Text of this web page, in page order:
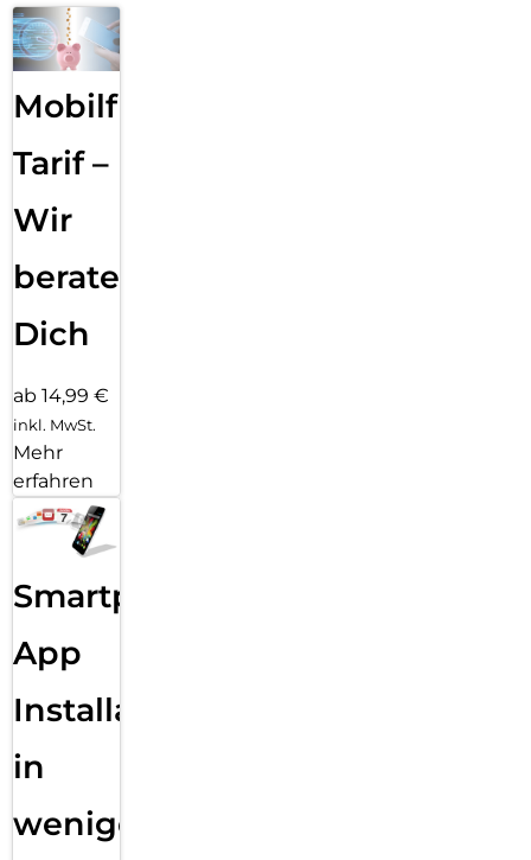
Mobilfunk
Tarif –
Wir
beraten
Dich
ab 14,99 €
inkl. MwSt.
Mehr
erfahren
Smartphone
App
Installation
in
wenigen